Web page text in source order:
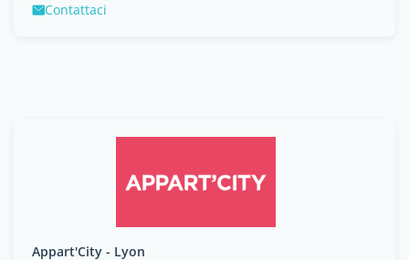
Contattaci
Appart'City - Lyon